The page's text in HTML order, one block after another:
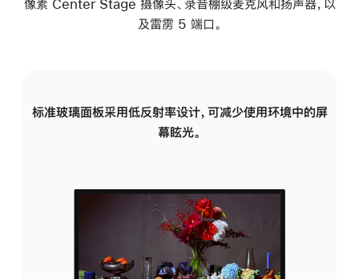
像素 Center Stage 摄像头、录音棚级麦克风和扬声器，以
及雷雳 5 端口。
标准玻璃面板采用低反射率设计，可减少使用环境中的屏
幕眩光。